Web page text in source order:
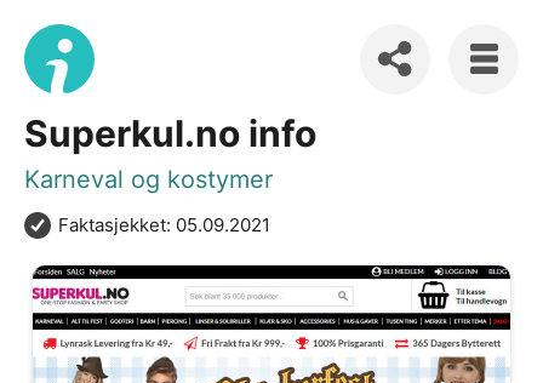
Superkul.no info
Karneval og kostymer
Faktasjekket: 05.09.2021